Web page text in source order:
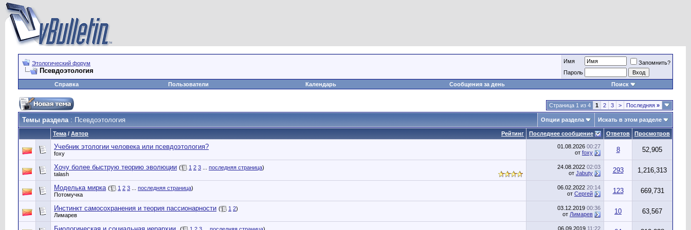
Этологический форум
Псевдоэтология
Имя
Запомнить?
Пароль
Справка
Пользователи Календарь Сообщения за день Поиск
Страница 1 из 4 1 2 3 > Последняя »
Темы раздела: Псевдоэтология Опции раздела Искать в этом разделе
Рейтинг
Тема / Автор Последнее сообщение Ответов Просмотров
Учебник этологии человека или псевдоэтология?
foxy
01.08.2026 00:27
от foxy 8 52,905
Хочу более быструю теорию эволюции ( 1 2 3 последняя страница)
talash
24.08.2022 02:03
от Jabuty 293 1,216,313
Моделька мирка ( 1 2 3 последняя страница)
Потомучка
06.02.2022 20:14
от Сергей 123 669,731
Инстинкт самосохранения и теория пассионарности ( 1 2)
Лимарев
03.12.2019 00:36
от Лимарев 10 63,567
06.09.2019 11:22